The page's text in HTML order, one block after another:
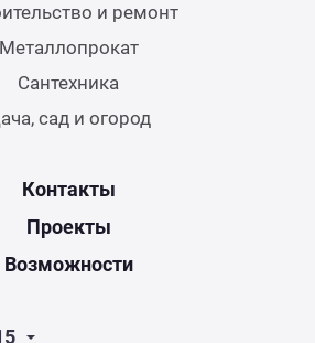
и ремонт
Металлопрокат
Сантехника
сад и огород
Контакты
Проекты
Возможности